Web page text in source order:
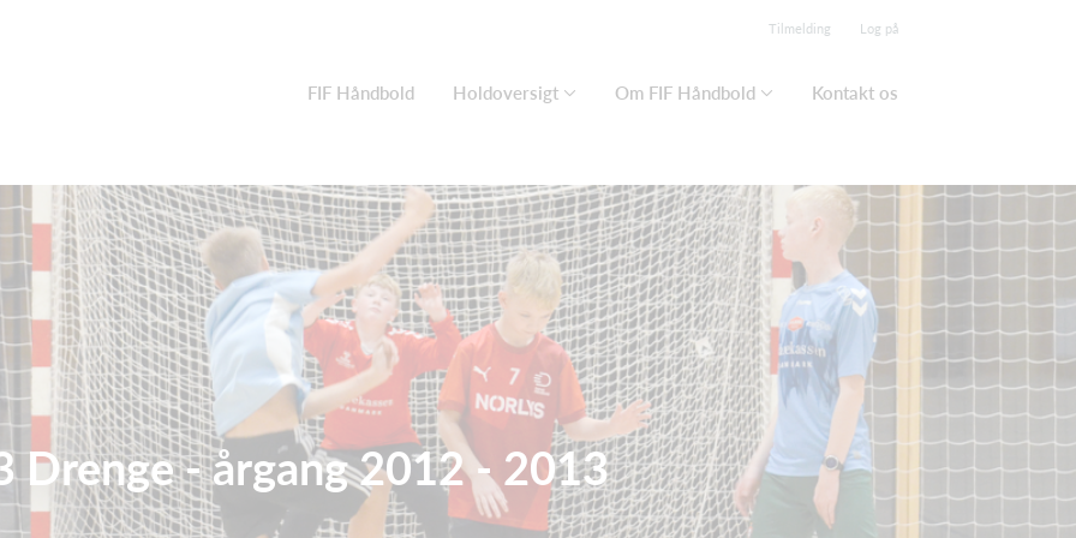
Tilmelding Log på
FIF Håndbold Holdoversigt Om FIF Håndbold Kontakt os
Drenge - årgang 2012 - 2013